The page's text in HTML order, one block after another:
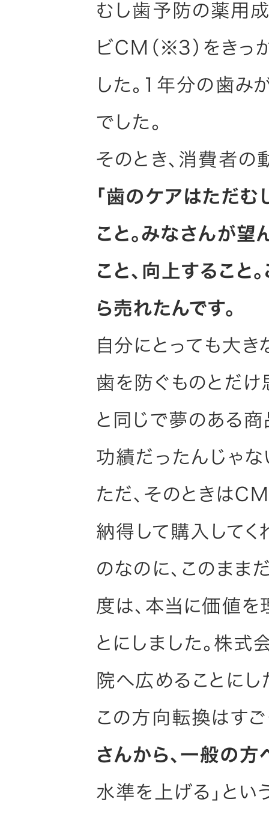
むし歯予防の薬用成
ビCM（※3）をきっ
した。1年分の歯み
でした。
そのとき、消費者の
「歯のケアはただ
こと。みなさんが望
こと、向上すること
ら売れたんです。
自分にとっても大
歯を防ぐものとだけ
と同じで夢のある商
功績だったんじゃな
ただ、そのときは
納得して購入してく
のなのに、このま
度は、本当に価値
とにしました。株式
院へ広めることにし
この方向転換はすご
さんから、一般の
水準を上げる」とい